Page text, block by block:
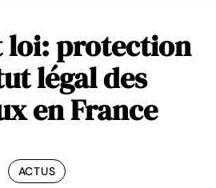
loi: protection
légal des
en France
ACTUS